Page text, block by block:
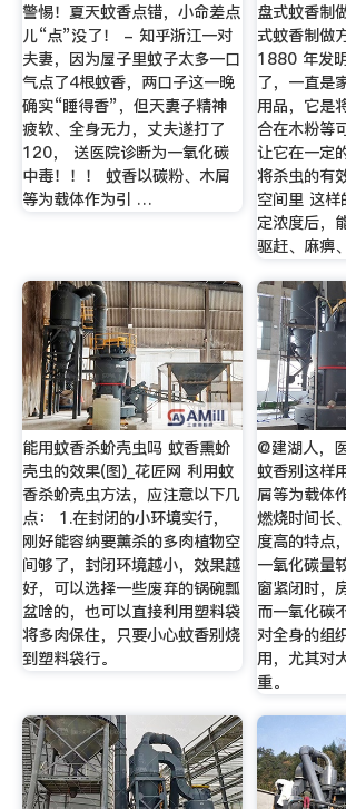
警惕！夏天蚊香点错，小命差点
儿“点”没了！ - 知乎浙江一对
夫妻，因为屋子里蚊子太多一口
气点了4根蚊香，两口子这一晚
确实“睡得香”，但天妻子精神
疲软、全身无力，丈夫遂打了
120， 送医院诊断为一氧化碳
中毒！！！ 蚊香以碳粉、木屑
等为载体作为引 …
盘式蚊香制
式蚊香制做
1880 年发
了，一直是
用品，它是
合在木粉等
让它在一定
将杀虫的有
空间里 这样
定浓度后，
驱赶、麻痹
能用蚊香杀蚧壳虫吗 蚊香熏蚧
壳虫的效果(图)_花匠网 利用蚊
香杀蚧壳虫方法，应注意以下几
点： 1.在封闭的小环境实行，
刚好能容纳要薰杀的多肉植物空
间够了，封闭环境越小，效果越
好，可以选择一些废弃的锅碗瓢
盆啥的，也可以直接利用塑料袋
将多肉保住，只要小心蚊香别烧
到塑料袋行。
@建湖人，
蚊香别这样
屑等为载体
燃烧时间长
度高的特点
一氧化碳量
窗紧闭时，
而一氧化碳
对全身的组
用，尤其对
重。